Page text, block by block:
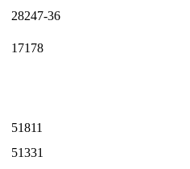
28247-36
17178
51811
51331